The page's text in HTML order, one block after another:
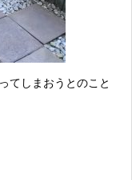
てしまおうとのこと